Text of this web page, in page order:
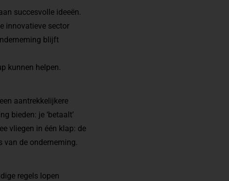
succesvolle ideeën.
innovatieve sector
blijft
kunnen helpen.
aantrekkelijkere
bieden: je ‘betaalt’
vliegen in één klap: de
van de onderneming.
regels lopen